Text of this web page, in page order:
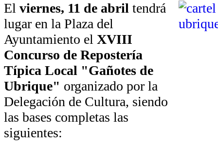
El viernes, 11 de abril tendrá
lugar en la Plaza del
Ayuntamiento el XVIII
Concurso de Repostería
Típica Local "Gañotes de
Ubrique" organizado por la
Delegación de Cultura, siendo
las bases completas las
siguientes: